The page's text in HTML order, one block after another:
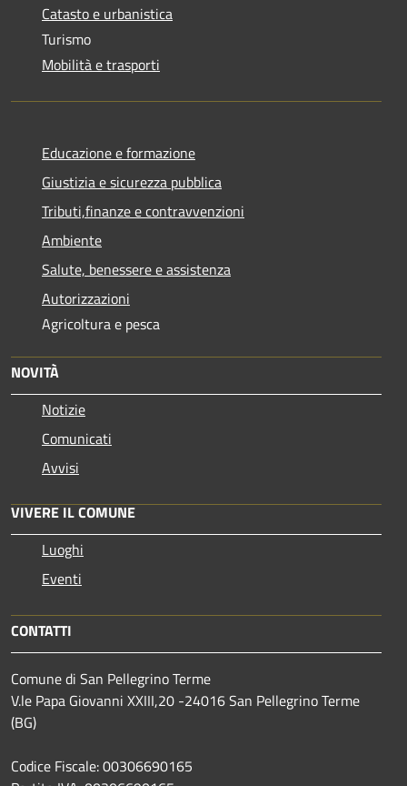
Catasto e urbanistica
Turismo
Mobilità e trasporti
Educazione e formazione
Giustizia e sicurezza pubblica
Tributi,finanze e contravvenzioni
Ambiente
Salute, benessere e assistenza
Autorizzazioni
Agricoltura e pesca
NOVITÀ
Notizie
Comunicati
Avvisi
VIVERE IL COMUNE
Luoghi
Eventi
CONTATTI
Comune di San Pellegrino Terme
V.le Papa Giovanni XXIII,20 -24016 San Pellegrino Terme
(BG)
Codice Fiscale: 00306690165